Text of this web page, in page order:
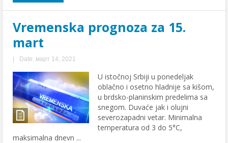
Vremenska prognoza za 15.
mart
| Date: март 14, 2021
U istočnoj Srbiji u ponedeljak
oblačno i osetno hladnije sa kišom,
u brdsko-planinskim predelima sa
snegom. Duvaće jak i olujni
severozapadni vetar. Minimalna
temperatura od 3 do 5°C,
maksimalna dnevn ...